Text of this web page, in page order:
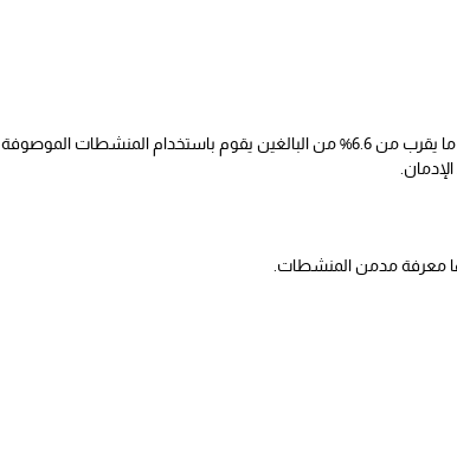
أثبتت دراسة تم إجراؤها في الولايات المتحدة الأمريكية، حول إدمان المنشطات، والتي ذكرت أنه ما يقرب من 6.6% من البالغين يقوم باستخدام المنشطات الموصوفة
معرفة مدمن المنشطات.